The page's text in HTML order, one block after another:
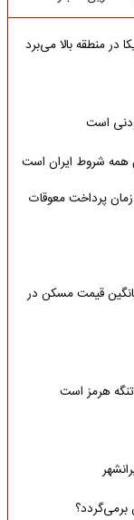
در منطقه بالا می‌برد
است
همه شروط ایران است
زمان پرداخت معوقات
قیمت مسکن در
هرمز است
برمی‌گردد؟